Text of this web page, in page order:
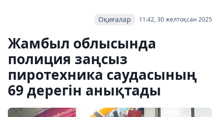
11:42, 30 желтоқсан 2025
Оқиғалар
Жамбыл облысында
полиция заңсыз
пиротехника саудасының
69 дерегін анықтады